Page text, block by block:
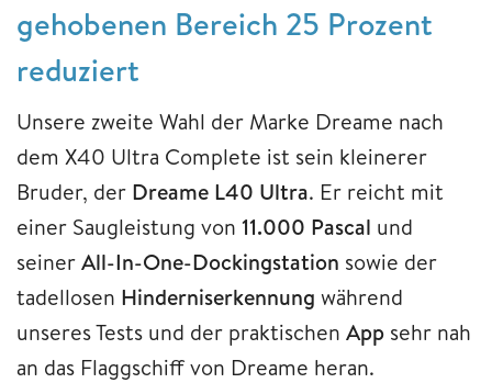
gehobenen Bereich 25 Prozent
reduziert
Unsere zweite Wahl der Marke Dreame nach
dem X40 Ultra Complete ist sein kleinerer
Bruder, der Dreame L40 Ultra. Er reicht mit
einer Saugleistung von 11.000 Pascal und
seinerAll-In-One-Dockingstation sowie der
tadellosen Hinderniserkennung während
unseres Tests und der praktischen App sehr nah
an das Flaggschiff von Dreame heran.